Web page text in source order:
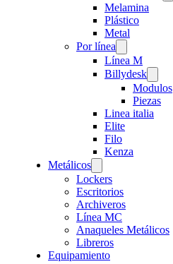
Melamina
Plástico
Metal
Por línea
Línea M
Billydesk
Modulos
Piezas
Linea italia
Elite
Filo
Kenza
Metálicos
Lockers
Escritorios
Archiveros
Línea MC
Anaqueles Metálicos
Libreros
Equipamiento